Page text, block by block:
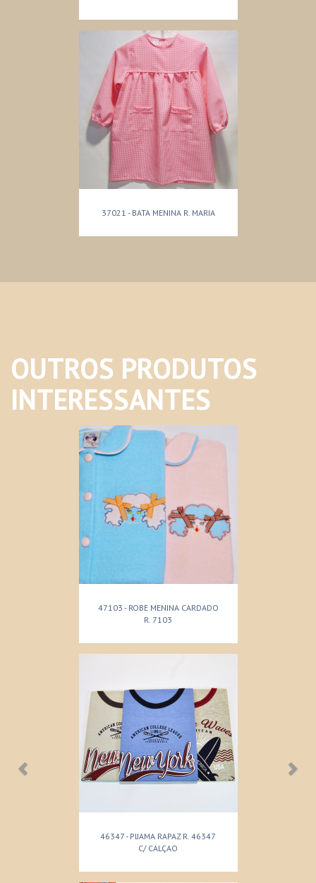
37021 - BATA MENINA R. MARIA
OUTROS PRODUTOS
INTERESSANTES
47103 - ROBE MENINA CARDADO
R. 7103
46347 - PIJAMA RAPAZ R. 46347
C/ CALÇAO